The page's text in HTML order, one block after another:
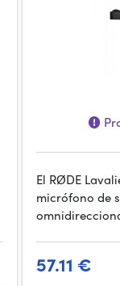
El RØDE
micrófono de
57.11 €